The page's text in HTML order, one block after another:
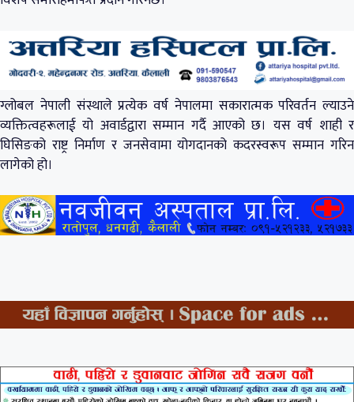
ग्लोबल नेपाली संस्थाले प्रत्येक वर्ष नेपालमा सकारात्मक परिवर्तन ल्याउने
व्यक्तित्वहरूलाई यो अवार्डद्वारा सम्मान गर्दै आएको छ। यस वर्ष शाही र
घिसिङको राष्ट्र निर्माण र जनसेवामा योगदानको कदरस्वरूप सम्मान गरिन
लागेको हो।